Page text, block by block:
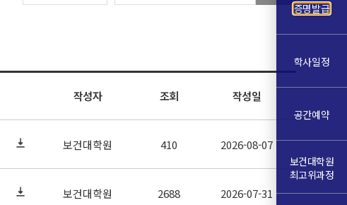
작성자 조회 작성일
보건대학원 410 2026-08-07
보건대학원 2688 2026-07-31
증명발급
학사일정
공간예약
보건대학원
최고위과정